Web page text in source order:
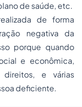
de saúde, etc.
de forma
negativa da
porque quando
e econômica,
e várias
deficiente.